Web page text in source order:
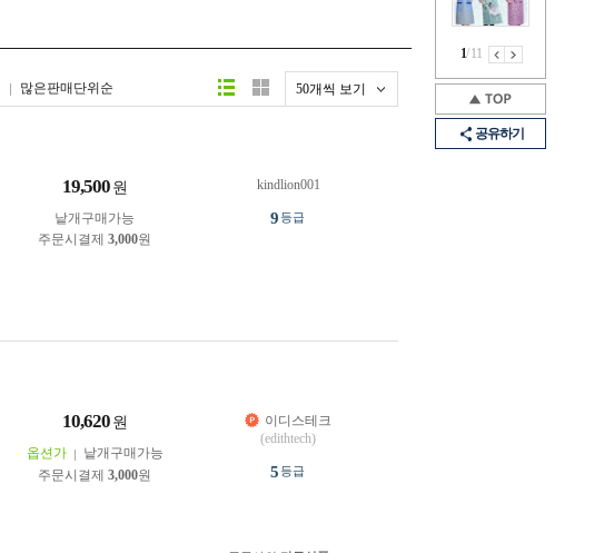
1/11
공유하기
많은판매단위순 50개씩 보기
19,500 원
낱개구매가능
주문시결제 3,000원
kindlion001
9등급
10,620 원
옵션가
낱개구매가능
주문시결제 3,000원
이디스테크
(edithtech)
5등급